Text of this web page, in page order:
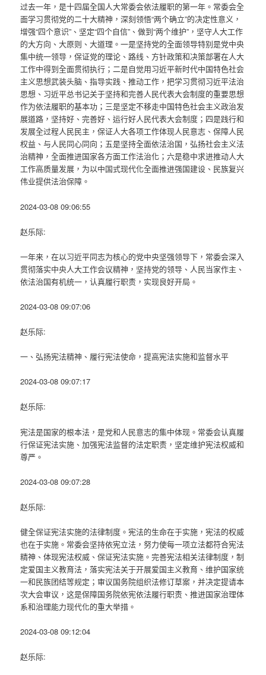
过去一年，是十四届全国人大常委会依法履职的第一年。常委会全
面学习贯彻党的二十大精神，深刻领悟“两个确立”的决定性意义，
增强“四个意识”、坚定“四个自信”、做到“两个维护”，坚守人大工作
的大方向、大原则、大道理。一是坚持党的全面领导特别是党中央
集中统一领导，保证党的理论、路线、方针政策和决策部署在人大
工作中得到全面贯彻执行；二是自觉用习近平新时代中国特色社会
主义思想武装头脑、指导实践、推动工作，把学习贯彻习近平法治
思想、习近平总书记关于坚持和完善人民代表大会制度的重要思想
作为依法履职的基本功；三是坚定不移走中国特色社会主义政治发
展道路，坚持好、完善好、运行好人民代表大会制度；四是践行和
发展全过程人民民主，保证人大各项工作体现人民意志、保障人民
权益、与人民同心同向；五是坚持全面依法治国，弘扬社会主义法
治精神，全面推进国家各方面工作法治化；六是稳中求进推动人大
工作高质量发展，为以中国式现代化全面推进强国建设、民族复兴
伟业提供法治保障。
2024-03-08 09:06:55
赵乐际:
一年来，在以习近平同志为核心的党中央坚强领导下，常委会深入
贯彻落实中央人大工作会议精神，坚持党的领导、人民当家作主、
依法治国有机统一，认真履行职责，实现良好开局。
2024-03-08 09:07:06
赵乐际:
一、弘扬宪法精神、履行宪法使命，提高宪法实施和监督水平
2024-03-08 09:07:17
赵乐际:
宪法是国家的根本法，是党和人民意志的集中体现。常委会认真履
行保证宪法实施、加强宪法监督的法定职责，坚定维护宪法权威和
尊严。
2024-03-08 09:07:28
赵乐际:
健全保证宪法实施的法律制度。宪法的生命在于实施，宪法的权威
也在于实施。常委会坚持依宪立法，努力使每一项立法都符合宪法
精神、体现宪法权威、保证宪法实施。完善宪法相关法律制度，制
定爱国主义教育法，落实宪法关于开展爱国主义教育、维护国家统
一和民族团结等规定；审议国务院组织法修订草案，并决定提请本
次大会审议，这是保障国务院依宪依法履行职责、推进国家治理体
系和治理能力现代化的重大举措。
2024-03-08 09:12:04
赵乐际: